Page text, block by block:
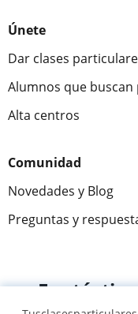
Únete
Dar clases
Alumnos que
Alta centros
Comunidad
Novedades y Blog
Preguntas y
Fantástica